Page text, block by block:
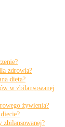
zdrowia?
dieta?
w zbilansowanej
żywienia?
zbilansowanej?